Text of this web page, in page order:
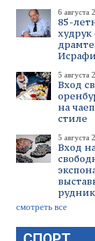
6 августа
85-
худрук
5 августа
Вход
на
стиле
5 августа
Вход
смотреть все